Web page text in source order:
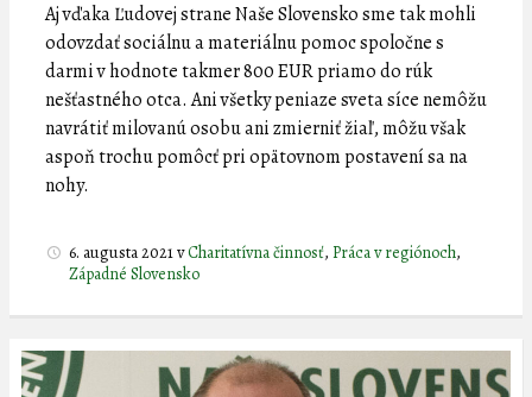
Aj vďaka Ľudovej strane Naše Slovensko sme tak mohli
odovzdať sociálnu a materiálnu pomoc spoločne s
darmi v hodnote takmer 800 EUR priamo do rúk
nešťastného otca. Ani všetky peniaze sveta síce nemôžu
navrátiť milovanú osobu ani zmierniť žiaľ, môžu však
aspoň trochu pomôcť pri opätovnom postavení sa na
nohy.
6. augusta 2021vCharitatívna činnosť, Práca v regiónoch,
Západné Slovensko